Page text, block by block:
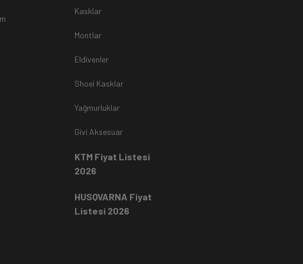
Kredi Kartı ile yapıldıysa aynı karta iade edilir.
ekstrenize (+) Taksit yansıtma ve buna benzer tüm
Kasklar
Montlar
Eldivenler
Shoei Kasklar
Yağmurluklar
Givi Aksesuar
KTM Fiyat Listesi
2026
HUSQVARNA Fiyat
Listesi 2026